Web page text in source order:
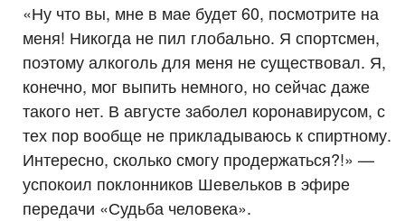
«Ну что вы, мне в мае будет 60, посмотрите на
меня! Никогда не пил глобально. Я спортсмен,
поэтому алкоголь для меня не существовал. Я,
конечно, мог выпить немного, но сейчас даже
такого нет. В августе заболел коронавирусом, с
тех пор вообще не прикладываюсь к спиртному.
Интересно, сколько смогу продержаться?!» —
успокоил поклонников Шевельков в эфире
передачи «Судьба человека».